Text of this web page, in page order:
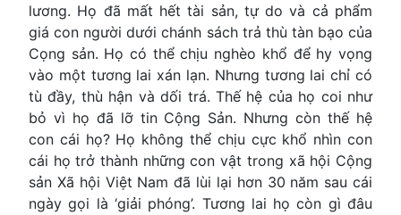
lương. Họ đã mất hết tài sản, tự do và cả phẩm
giá con người dưới chánh sách trả thù tàn bạo của
Cọng sản. Họ có thể chịu nghèo khổ để hy vọng
vào một tương lai xán lạn. Nhưng tương lai chỉ có
tù đầy, thù hận và dối trá. Thế hệ của họ coi như
bỏ vì họ đã lỡ tin Cộng Sản. Nhưng còn thế hệ
con cái họ? Họ không thể chịu cực khổ nhìn con
cái họ trở thành những con vật trong xã hội Cộng
sản Xã hội Việt Nam đã lùi lại hơn 30 năm sau cái
ngày gọi là ‘giải phóng’. Tương lai họ còn gì đâu